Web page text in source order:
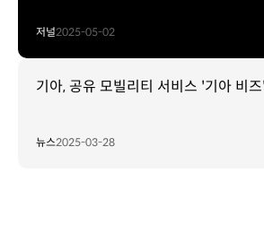
저널2025-05-02
기아, 공유 모빌리티 서비스 '기아 비
뉴스2025-03-28